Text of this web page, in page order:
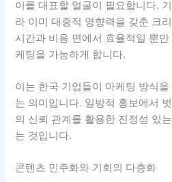
이를 대표할 얼굴이 필요합니다.
라 이미 대중적 영향력을 갖춘 크
시간과 비용 면에서 효율적일 뿐
케팅을 가능하게 합니다.
이는 한국 기업들이 마케팅 방식
는 의미입니다. 일방적 홍보에서
의 신뢰 관계를 활용한 진정성 있
는 것입니다.
콘텐츠 민주화와 기회의 다층화